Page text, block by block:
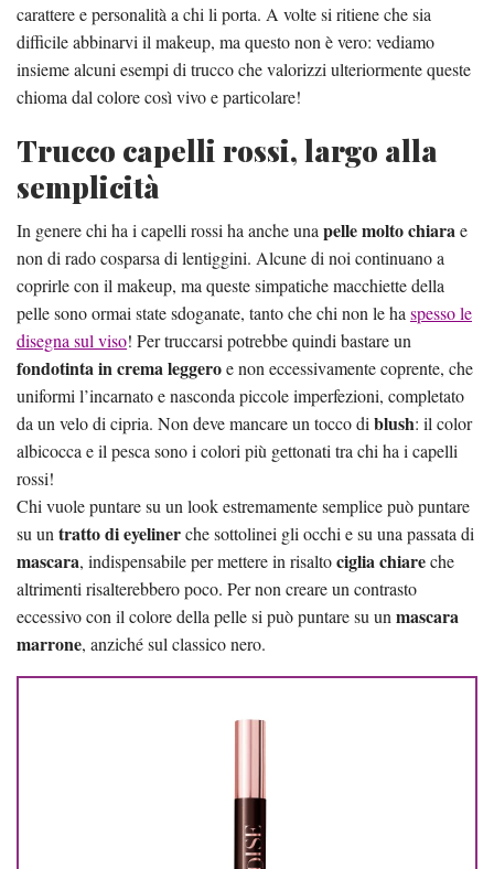
carattere e personalità a chi li porta. A volte si ritiene che sia
difficile abbinarvi il makeup, ma questo non è vero: vediamo
insieme alcuni esempi di trucco che valorizzi ulteriormente queste
chioma dal colore così vivo e particolare!
Trucco capelli rossi, largo alla
semplicità
In genere chi ha i capelli rossi ha anche una pelle molto chiarae
non di rado cosparsa di lentiggini. Alcune di noi continuano a
coprirle con il makeup, ma queste simpatiche macchiette della
pelle sono ormai state sdoganate, tanto che chi non le ha spesso le
disegna sul viso! Per truccarsi potrebbe quindi bastare un
fondotinta in crema leggeroe non eccessivamente coprente, che
uniformi l’incarnato e nasconda piccole imperfezioni, completato
da un velo di cipria. Non deve mancare un tocco di blush: il color
albicocca e il pesca sono i colori più gettonati tra chi ha i capelli
rossi!
Chi vuole puntare su un look estremamente semplice può puntare
su un tratto di eyelinerche sottolinei gli occhi e su una passata di
mascara, indispensabile per mettere in risaltociglia chiareche
altrimenti risalterebbero poco. Per non creare un contrasto
eccessivo con il colore della pelle si può puntare su un mascara
marrone, anziché sul classico nero.